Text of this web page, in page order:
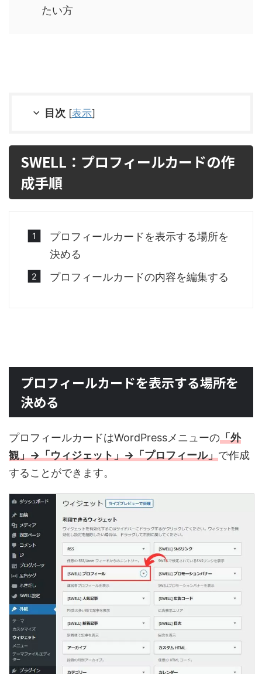
たい方
目次 [表示]
SWELL：プロフィールカードの作
成手順
プロフィールカードを表示する場所を
決める
プロフィールカードの内容を編集する
プロフィールカードを表示する場所を
決める
プロフィールカードはWordPressメニューの「外
観」→「ウィジェット」→「プロフィール」で作成
することができます。